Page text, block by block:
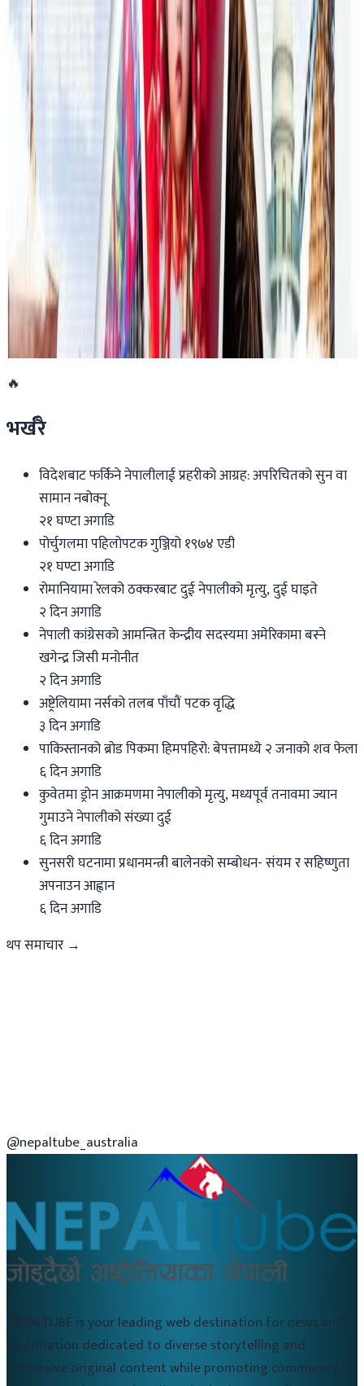
नयाँ रणनीति
२०२६ जुलाई २३
फिफा विश्वकपमा अस्ट्रेलियाको टोलीका लागि
रणनीति बनाउने नेपाली युवा
२०२६ जुलाई २३
एनपिएल अष्ट्रेलियाको पाँचौं संस्करणमा कृष्ण कार्की
सबैभन्दा महँगा खेलाडी
२०२६ जुलाई १९
डार्विनमा नेपाल फेस्टिभल हुँदै
२०२६ जुन ११
🔥
भर्खरै
विदेशबाट फर्किने नेपालीलाई प्रहरीको आग्रह: अपरिचितको सुन वा
सामान नबोक्नू
२१ घण्टा अगाडि
पोर्चुगलमा पहिलोपटक गुञ्जियो १९७४ एडी
२१ घण्टा अगाडि
रोमानियामा रेलको ठक्करबाट दुई नेपालीको मृत्यु, दुई घाइते
२ दिन अगाडि
नेपाली कांग्रेसको आमन्त्रित केन्द्रीय सदस्यमा अमेरिकामा बस्ने
खगेन्द्र जिसी मनोनीत
२ दिन अगाडि
अष्ट्रेलियामा नर्सको तलब पाँचौं पटक वृद्धि
३ दिन अगाडि
पाकिस्तानको ब्रोड पिकमा हिमपहिरो: बेपत्तामध्ये २ जनाको शव फेला
६ दिन अगाडि
कुवेतमा ड्रोन आक्रमणमा नेपालीको मृत्यु, मध्यपूर्व तनावमा ज्यान
गुमाउने नेपालीको संख्या दुई
६ दिन अगाडि
सुनसरी घटनामा प्रधानमन्त्री बालेनको सम्बोधन- संयम र सहिष्णुता
अपनाउन आह्वान
६ दिन अगाडि
थप समाचार →
@nepaltube_australia
NEPALTUBE is your leading web destination for news and
information dedicated to diverse storytelling and
immersive original content while promoting community